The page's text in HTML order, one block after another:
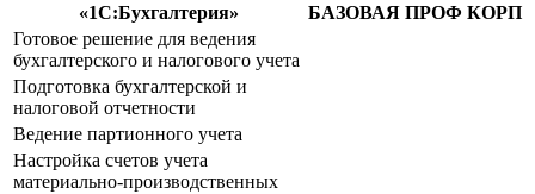
«1С:Бухгалтерия» БАЗОВАЯ ПРОФ КОРП
Готовое решение для ведения
бухгалтерского и налогового учета
Подготовка бухгалтерской и
налоговой отчетности
Ведение партионного учета
Настройка счетов учета
материально-производственных